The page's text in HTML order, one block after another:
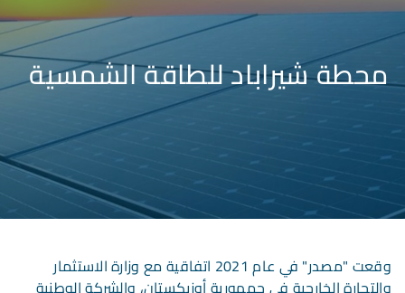
محطة شيراباد للطاقة الشمسية
وقعت "مصدر" في عام 2021 اتفاقية مع وزارة الاستثمار
والتجارة الخارجية في جمهورية أوزبكستان، والشركة الوطنية